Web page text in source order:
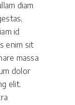
diam
id
enim sit
massa
dolor
elit.